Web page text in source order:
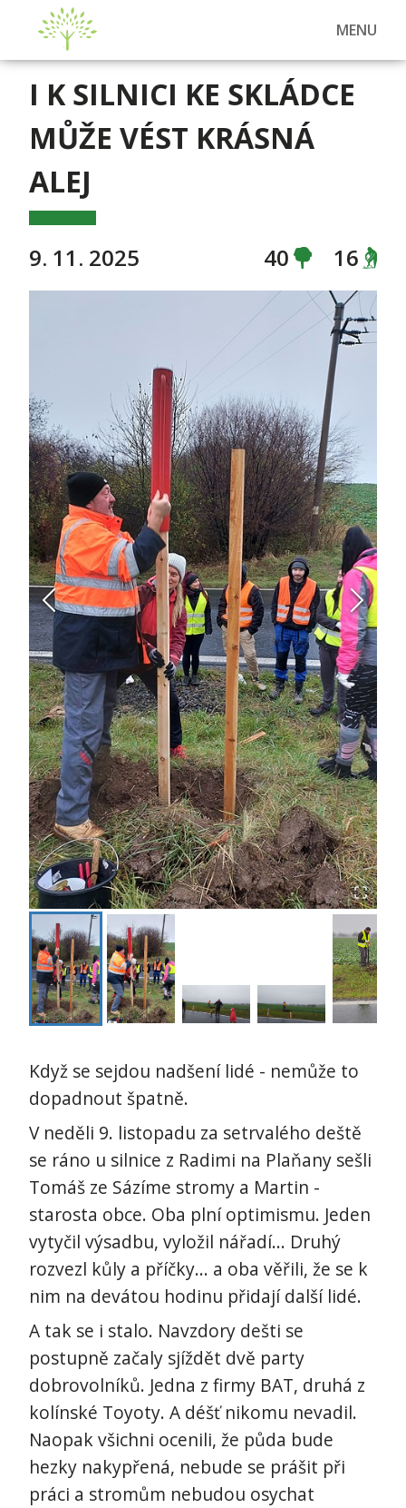
MENU
I K SILNICI KE SKLÁDCE
MŮŽE VÉST KRÁSNÁ
ALEJ
9. 11. 2025 40 16
Když se sejdou nadšení lidé - nemůže to
dopadnout špatně.
V neděli 9. listopadu za setrvalého deště
se ráno u silnice z Radimi na Plaňany sešli
Tomáš ze Sázíme stromy a Martin -
starosta obce. Oba plní optimismu. Jeden
vytyčil výsadbu, vyložil nářadí... Druhý
rozvezl kůly a příčky... a oba věřili, že se k
nim na devátou hodinu přidají další lidé.
A tak se i stalo. Navzdory dešti se
postupně začaly sjíždět dvě party
dobrovolníků. Jedna z firmy BAT, druhá z
kolínské Toyoty. A déšť nikomu nevadil.
Naopak všichni ocenili, že půda bude
hezky nakypřená, nebude se prášit při
práci a stromům nebudou osychat